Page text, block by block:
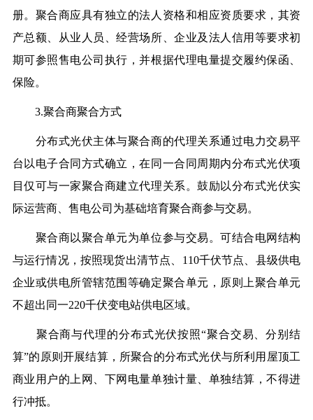
册。聚合商应具有独立的法人资格和相应资质要求，其资
产总额、从业人员、经营场所、企业及法人信用等要求初
期可参照售电公司执行，并根据代理电量提交履约保函、
保险。
3.聚合商聚合方式
分布式光伏主体与聚合商的代理关系通过电力交易平
台以电子合同方式确立，在同一合同周期内分布式光伏项
目仅可与一家聚合商建立代理关系。鼓励以分布式光伏实
际运营商、售电公司为基础培育聚合商参与交易。
聚合商以聚合单元为单位参与交易。可结合电网结构
与运行情况，按照现货出清节点、110千伏节点、县级供电
企业或供电所管辖范围等确定聚合单元，原则上聚合单元
不超出同一220千伏变电站供电区域。
聚合商与代理的分布式光伏按照“聚合交易、分别结
算”的原则开展结算，所聚合的分布式光伏与所利用屋顶工
商业用户的上网、下网电量单独计量、单独结算，不得进
行冲抵。